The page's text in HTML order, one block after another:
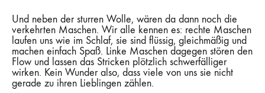
Und neben der sturren Wolle, wären da dann noch die
verkehrten Maschen. Wir alle kennen es: rechte Maschen
laufen uns wie im Schlaf, sie sind flüssig, gleichmäßig und
machen einfach Spaß. Linke Maschen dagegen stören den
Flow und lassen das Stricken plötzlich schwerfälliger
wirken. Kein Wunder also, dass viele von uns sie nicht
gerade zu ihren Lieblingen zählen.